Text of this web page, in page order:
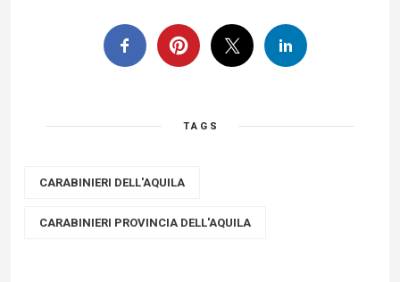
TAGS
CARABINIERI DELL'AQUILA
CARABINIERI PROVINCIA DELL'AQUILA